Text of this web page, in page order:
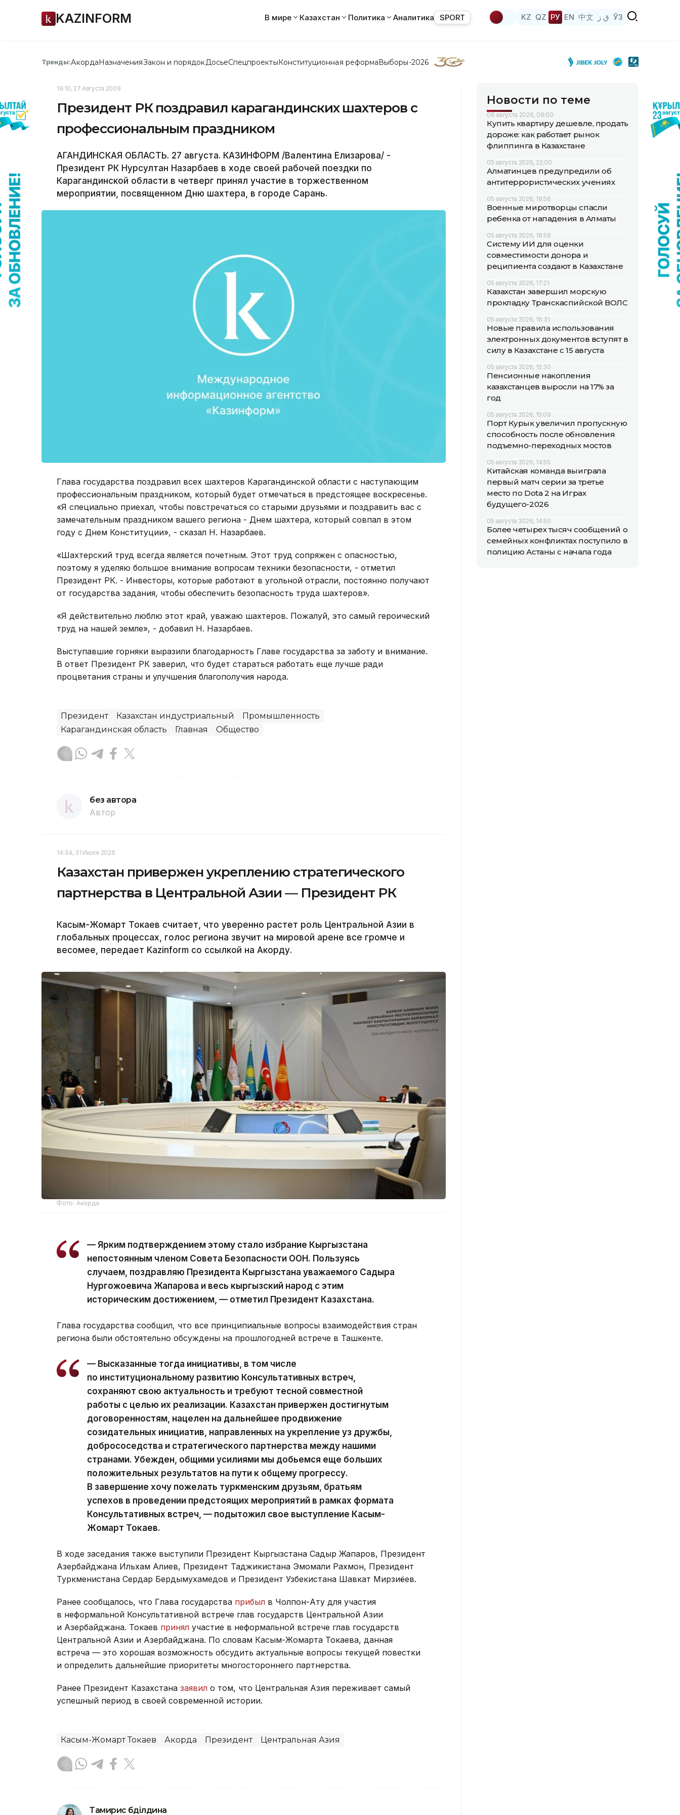
KAZINFORM В мире Казахстан Политика Аналитика SPORT KZ QZ РУ EN 中文 ق ز ЎЗ
Тренды:АкордаНазначенияЗакон и порядок ДосьеСпецпроектыКонституционная реформаВыборы-2026
19:10, 27 Августа 2009
Президент РК поздравил карагандинских шахтеров с
профессиональным праздником
АГАНДИНСКАЯ ОБЛАСТЬ. 27 августа. КАЗИНФОРМ /Валентина Елизарова/ -
Президент РК Нурсултан Назарбаев в ходе своей рабочей поездки по
Карагандинской области в четверг принял участие в торжественном
мероприятии, посвященном Дню шахтера, в городе Сарань.
Глава государства поздравил всех шахтеров Карагандинской области с наступающим
профессиональным праздником, который будет отмечаться в предстоящее воскресенье.
«Я специально приехал, чтобы повстречаться со старыми друзьями и поздравить вас с
замечательным праздником вашего региона - Днем шахтера, который совпал в этом
году с Днем Конституции», - сказал Н. Назарбаев.
«Шахтерский труд всегда является почетным. Этот труд сопряжен с опасностью,
поэтому я уделяю большое внимание вопросам техники безопасности, - отметил
Президент РК. - Инвесторы, которые работают в угольной отрасли, постоянно получают
от государства задания, чтобы обеспечить безопасность труда шахтеров».
«Я действительно люблю этот край, уважаю шахтеров. Пожалуй, это самый героический
труд на нашей земле», - добавил Н. Назарбаев.
Выступавшие горняки выразили благодарность Главе государства за заботу и внимание.
В ответ Президент РК заверил, что будет стараться работать еще лучше ради
процветания страны и улучшения благополучия народа.
Президент Казахстан индустриальный
Промышленность
Карагандинская область
Главная Общество
без автора
Автор
14:34, 31 Июля 2026
Казахстан привержен укреплению стратегического
партнерства в Центральной Азии — Президент РК
Касым-Жомарт Токаев считает, что уверенно растет роль Центральной Азии в
глобальных процессах, голос региона звучит на мировой арене все громче и
весомее, передает Kazinform со ссылкой на Акорду.
Фото: Акорда
— Ярким подтверждением этому стало избрание Кыргызстана
непостоянным членом Совета Безопасности ООН. Пользуясь
случаем, поздравляю Президента Кыргызстана уважаемого Садыра
Нургожоевича Жапарова и весь кыргызский народ с этим
историческим достижением, — отметил Президент Казахстана.
Глава государства сообщил, что все принципиальные вопросы взаимодействия стран
региона были обстоятельно обсуждены на прошлогодней встрече в Ташкенте.
— Высказанные тогда инициативы, в том числе
по институциональному развитию Консультативных встреч,
сохраняют свою актуальность и требуют тесной совместной
работы с целью их реализации. Казахстан привержен достигнутым
договоренностям, нацелен на дальнейшее продвижение
созидательных инициатив, направленных на укрепление уз дружбы,
добрососедства и стратегического партнерства между нашими
странами. Убежден, общими усилиями мы добьемся еще больших
положительных результатов на пути к общему прогрессу.
В завершение хочу пожелать туркменским друзьям, братьям
успехов в проведении предстоящих мероприятий в рамках формата
Консультативных встреч, — подытожил свое выступление Касым-
Жомарт Токаев.
В ходе заседания также выступили Президент Кыргызстана Садыр Жапаров, Президент
Азербайджана Ильхам Алиев, Президент Таджикистана Эмомали Рахмон, Президент
Туркменистана Сердар Бердымухамедов и Президент Узбекистана Шавкат Мирзиёев.
Ранее сообщалось, что Глава государства прибыл в Чолпон-Ату для участия
в неформальной Консультативной встрече глав государств Центральной Азии
и Азербайджана. Токаев принял участие в неформальной встрече глав государств
Центральной Азии и Азербайджана. По словам Касым-Жомарта Токаева, данная
встреча — это хорошая возможность обсудить актуальные вопросы текущей повестки
и определить дальнейшие приоритеты многостороннего партнерства.
Ранее Президент Казахстана заявил о том, что Центральная Азия переживает самый
успешный период в своей современной истории.
Касым-Жомарт Токаев Акорда Президент Центральная Азия
Тамирис Әбділдина
Новости по теме
06 августа 2026, 08:00
Купить квартиру дешевле, продать
дороже: как работает рынок
флиппинга в Казахстане
05 августа 2026, 22:00
Алматинцев предупредили об
антитеррористических учениях
05 августа 2026, 19:56
Военные миротворцы спасли
ребенка от нападения в Алматы
05 августа 2026, 18:58
Систему ИИ для оценки
совместимости донора и
реципиента создают в Казахстане
05 августа 2026, 17:21
Казахстан завершил морскую
прокладку Транскаспийской ВОЛС
05 августа 2026, 16:31
Новые правила использования
электронных документов вступят в
силу в Казахстане с 15 августа
05 августа 2026, 15:30
Пенсионные накопления
казахстанцев выросли на 17% за
год
05 августа 2026, 15:09
Порт Курык увеличил пропускную
способность после обновления
подъемно-переходных мостов
05 августа 2026, 14:55
Китайская команда выиграла
первый матч серии за третье
место по Dota 2 на Играх
будущего-2026
05 августа 2026, 14:50
Более четырех тысяч сообщений о
семейных конфликтах поступило в
полицию Астаны с начала года